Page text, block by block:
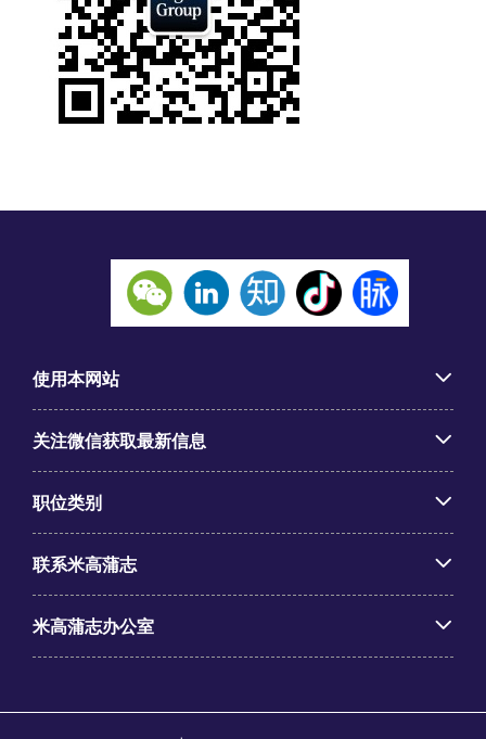
使用本网站
关注微信获取最新信息
职位类别
联系米高蒲志
米高蒲志办公室